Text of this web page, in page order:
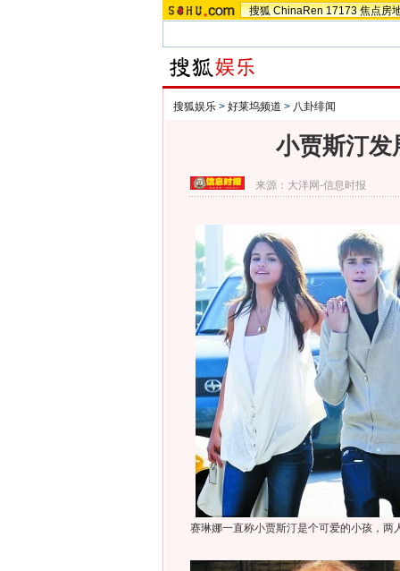
搜狐 ChinaRen 17173 焦点房
搜狐娱乐 > 好莱坞频道 > 八卦绯闻
小贾斯汀发
来源： 大洋网-信息时报
赛琳娜一直称小贾斯汀是个可爱的小孩，两